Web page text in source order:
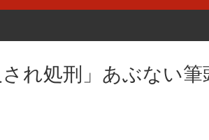
れ処刑」あぶない筆